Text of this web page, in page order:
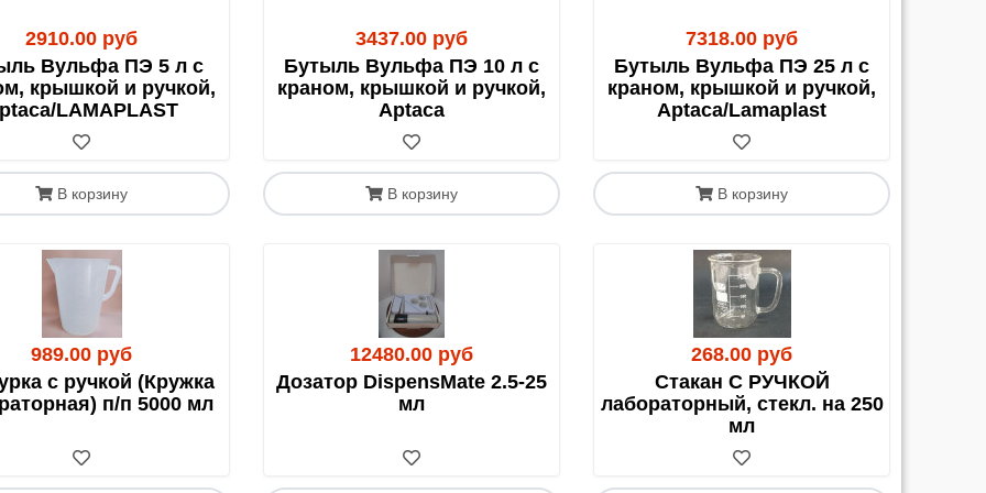
к перевозке реактивов. После получения статистики по новым транспортным компаниям мы
до 165 руб.
доставки по Москве.
в четверг.
50-150% от цены товара (зависит от габаритов и стоимости). Это выгодно для недорогих позиций или в
на info@rushim.ru
— мы добавим его в каталог.
2910.00 руб
Вульфа ПЭ 5 л с
крышкой и ручкой,
LAMAPLAST
В корзину
3437.00 руб
Бутыль Вульфа ПЭ 10 л с
краном, крышкой и ручкой,
Aptaca
В корзину
7318.00 руб
Бутыль Вульфа ПЭ 25 л с
краном, крышкой и ручкой,
Aptaca/Lamaplast
В корзину
989.00 руб
с ручкой (Кружка
п/п 5000 мл
12480.00 руб
Дозатор DispensMate 2.5-25
мл
268.00 руб
Стакан С РУЧКОЙ
лабораторный, стекл. на 250
мл